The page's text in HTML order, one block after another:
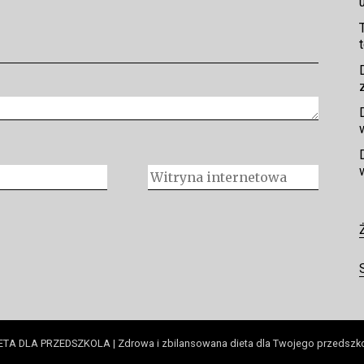
DLA PRZEDSZKOLA | Zdrowa i zbilansowana dieta dla Twojego